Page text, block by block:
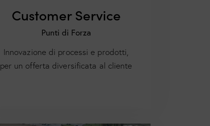
Customer Service
Punti di Forza
Innovazione di processi e prodotti,
per un offerta diversificata al cliente